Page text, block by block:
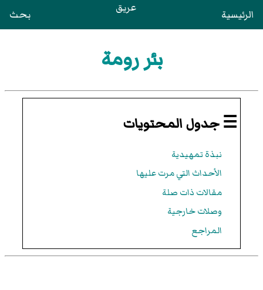
الرئيسية عريق بحث
بئر رومة
☰ جدول المحتويات
نبذة تمهيدية
الأحداث التي مرت عليها
مقالات ذات صلة
وصلات خارجية
المراجع